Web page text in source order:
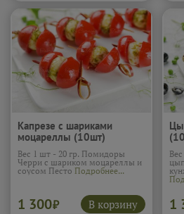
Капрезе с шариками
моцареллы (10шт)
Вес 1 шт - 20 гр. Помидоры
Черри с шариком моцареллы и
соусом Песто Подробнее...
1 300₽ В корзину 1